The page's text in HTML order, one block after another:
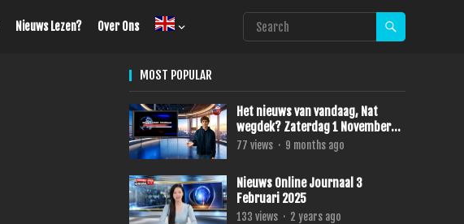
Nieuws Lezen? Over Ons
MOST POPULAR
Het nieuws van vandaag, Nat
wegdek? Zaterdag 1 November
2025
77 views · 9 months ago
Nieuws Online Journaal 3
Februari 2025
133 views · 2 years ago